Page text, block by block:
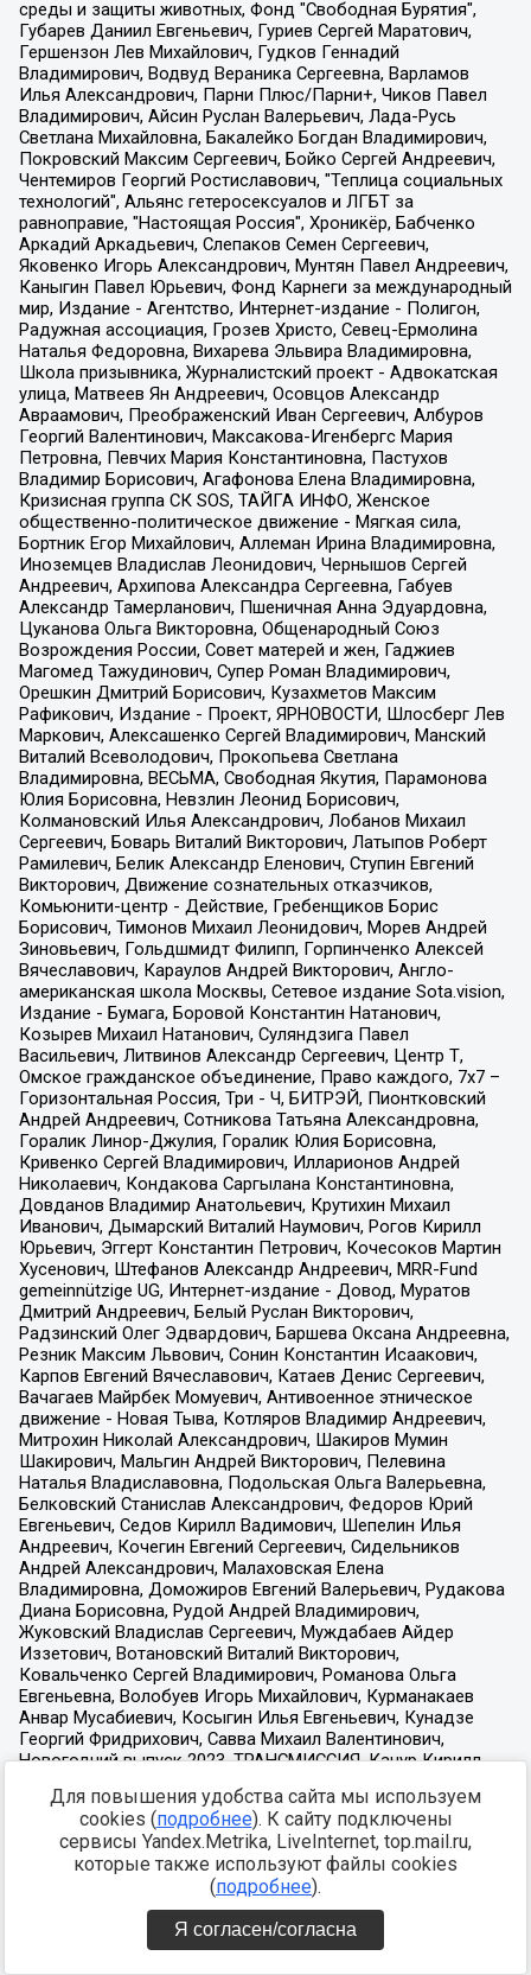
Для повышения удобства сайта мы используем
cookies (подробнее). К сайту подключены
сервисы Yandex.Metrika, LiveInternet, top.mail.ru,
которые также используют файлы cookies
(подробнее).
Я согласен/согласна